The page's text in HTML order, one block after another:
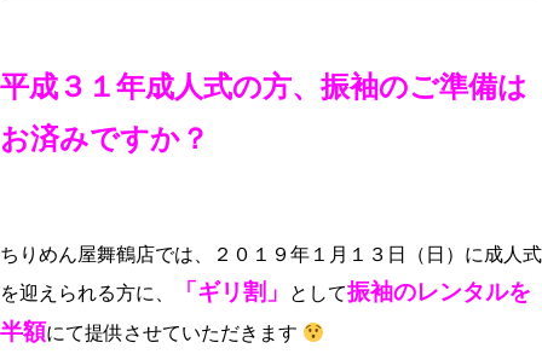
平成３１年成人式の方、振袖のご準備は
お済みですか？
ちりめん屋舞鶴店では、２０１９年１月１３日（日）に成人式
を迎えられる方に、
「ギリ割」 として振袖のレンタルを
半額にて提供させていただきます